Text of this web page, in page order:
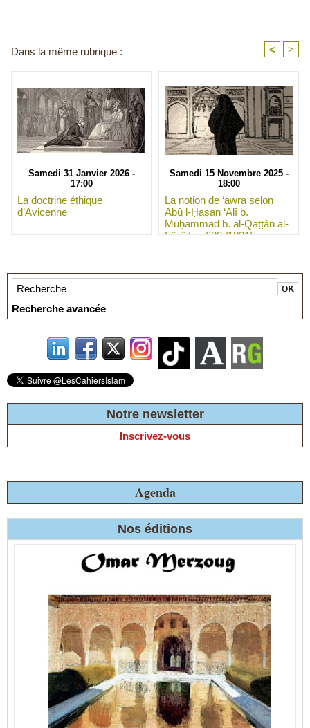
Dans la même rubrique : < >
Samedi 31 Janvier 2026 -
17:00
La doctrine éthique
d’Avicenne
Samedi 15 Novembre 2025 -
18:00
La notion de ‘awra selon
Abû l-Ḥasan ‘Alî b.
Muḥammad b. al-Qaṭṭân al-
Fâsî (m. 628 /1231)
Recherche avancée
Notre newsletter
Inscrivez-vous
Agenda
Nos éditions